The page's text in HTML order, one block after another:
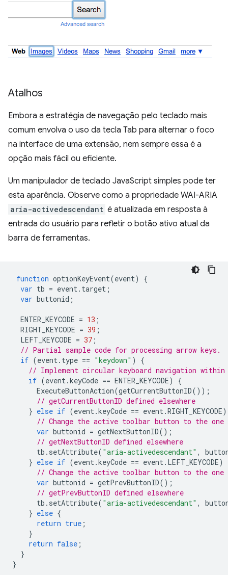
Atalhos
Embora a estratégia de navegação pelo teclado mais
comum envolva o uso da tecla Tab para alternar o foco
na interface de uma extensão, nem sempre essa é a
opção mais fácil ou eficiente.
Um manipulador de teclado JavaScript simples pode ter
esta aparência. Observe como a propriedade WAI-ARIA
aria-activedescendant é atualizada em resposta à
entrada do usuário para refletir o botão ativo atual da
barra de ferramentas.
function optionKeyEvent(event)
{
var tb = event . target ;
var buttonid ;
ENTER_KEYCODE = 13 ;
RIGHT_KEYCODE = 39 ;
LEFT_KEYCODE = 37 ;
// Partial sample code for processing arrow keys.
if (event . type == "keydown" )
{
// Implement circular keyboard navigation
if (event .keyCode == ENTER_KEYCODE)
{
ExecuteButtonAction(getCurrentButtonID());
// getCurrentButtonID defined elsewhere
} else if (event .keyCode == event .RIGHT_KEYCODE)
// Change the active toolbar button to the
var buttonid = getNextButtonID();
// getNextButtonID defined elsewhere
tb . setAttribute( "aria-activedescendant" ,
} else if (event .keyCode == event . LEFT_KEYCODE)
// Change the active toolbar button to the
var buttonid = getPrevButtonID();
// getPrevButtonID defined elsewhere
tb . setAttribute( "aria-activedescendant" ,
} else {
return true ;
}
return false ;
}
}